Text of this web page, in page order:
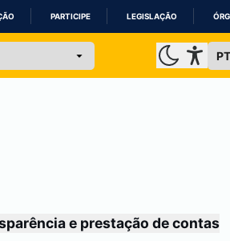
PARTICIPE LEGISLAÇÃO
e prestação de contas